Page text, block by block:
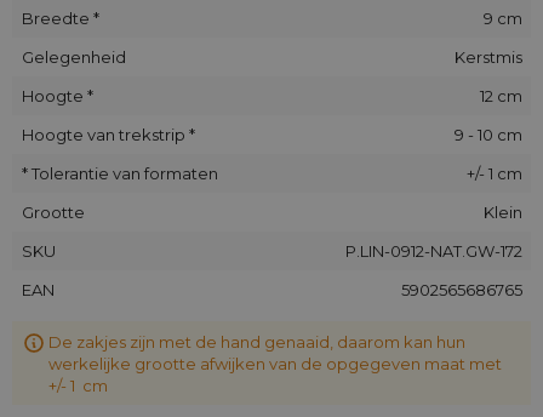
Breedte *
9 cm
Gelegenheid
Kerstmis
Hoogte *
12 cm
Hoogte van trekstrip *
9 - 10 cm
* Tolerantie van formaten
+/- 1 cm
Grootte
Klein
SKU
P.LIN-0912-NAT.GW-172
EAN
5902565686765
De zakjes zijn met de hand genaaid, daarom kan hun
werkelijke grootte afwijken van de opgegeven maat met
+/- 1 cm